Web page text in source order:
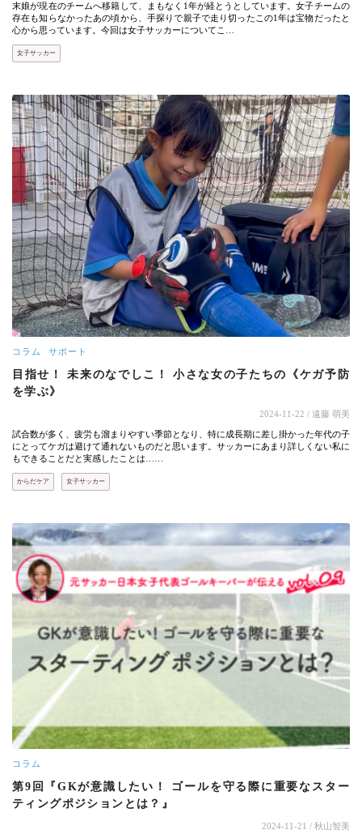
末娘が現在のチームへ移籍して、まもなく1年が経とうとしています。女子チームの
存在も知らなかったあの頃から、手探りで親子で走り切ったこの1年は宝物だったと
心から思っています。今回は女子サッカーについてこ…
女子サッカー
コラム サポート
目指せ！ 未来のなでしこ！ 小さな女の子たちの《ケガ予防
を学ぶ》
2024-11-22 / 遠藤 萌美
試合数が多く、疲労も溜まりやすい季節となり、特に成長期に差し掛かった年代の子
にとってケガは避けて通れないものだと思います。サッカーにあまり詳しくない私に
もできることだと実感したことは……
からだケア 女子サッカー
コラム
第9回『GKが意識したい！ ゴールを守る際に重要なスター
ティングポジションとは？』
2024-11-21 / 秋山智美